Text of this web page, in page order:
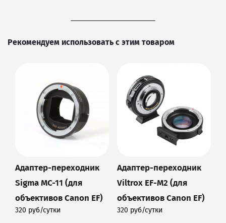
Рекомендуем использовать с этим товаром
Адаптер-переходник
Sigma MC-11 (для
объективов Canon EF)
320 руб/сутки
Адаптер-переходник
Viltrox EF-M2 (для
объективов Canon EF)
320 руб/сутки